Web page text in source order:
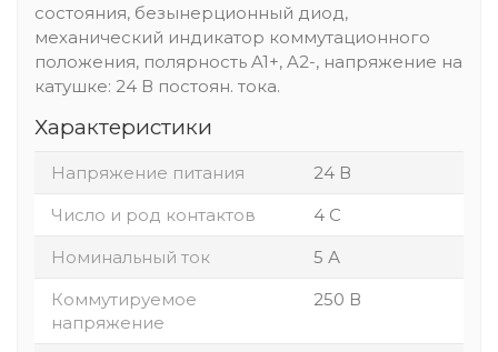
состояния, безынерционный диод,
механический индикатор коммутационного
положения, полярность A1+, A2-, напряжение на
катушке: 24 В постоян. тока.
Характеристики
Напряжение питания
24 В
Число и род контактов
4 C
Номинальный ток
5 А
Коммутируемое
напряжение
250 В